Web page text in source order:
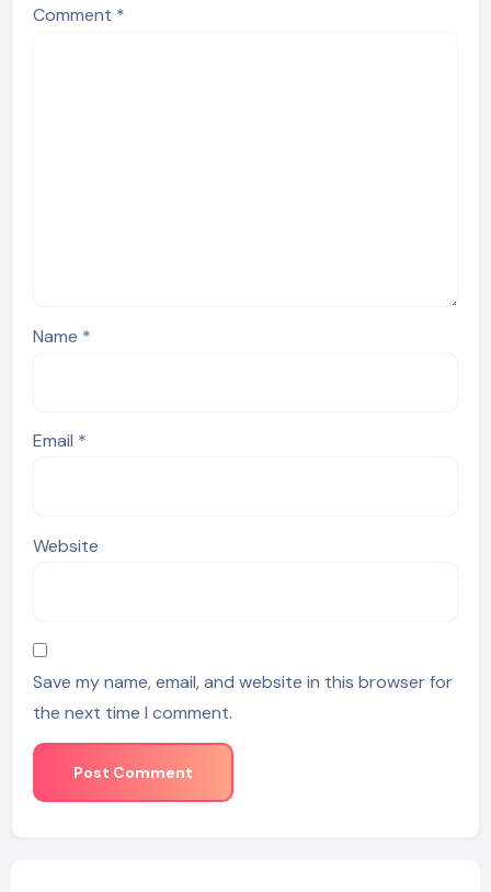
Comment *
Name *
Email *
Website
Save my name, email, and website in this browser for
the next time I comment.